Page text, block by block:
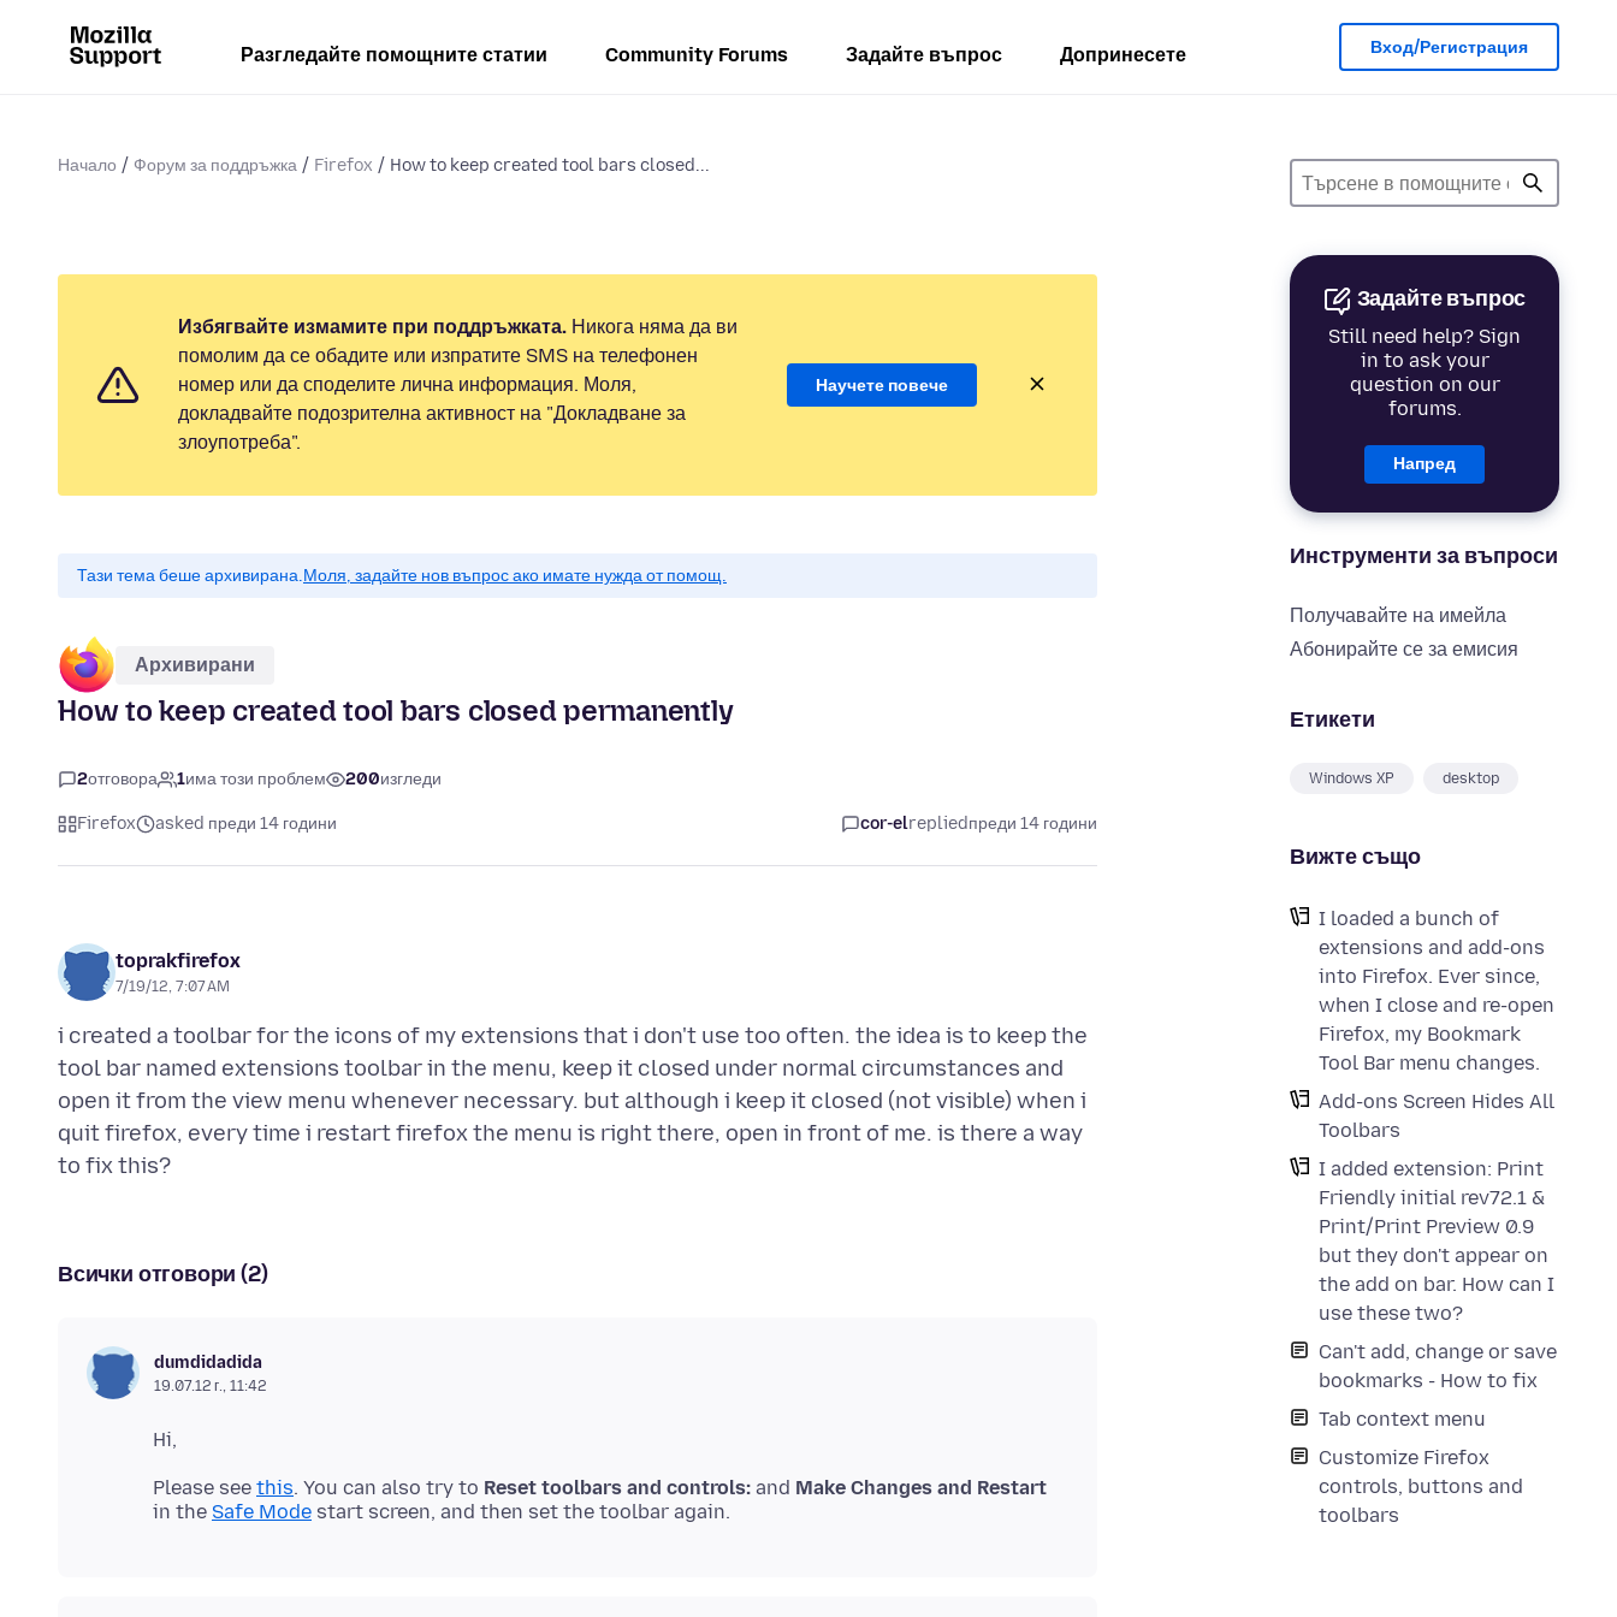
Разгледайте помощните статии Community Forums Задайте въпрос Допринесете Вход/Регистрация
Начало Форум за поддръжка Firefox How to keep created tool bars closed...
Задайте въпрос
Still need help? Sign
in to ask your
question on our
forums.
Напред
Инструменти за въпроси
Получавайте на имейла
Абонирайте се за емисия
Етикети
Windows XP desktop
Вижте също
I loaded a bunch of
extensions and add-ons
into Firefox. Ever since,
when I close and re-open
Firefox, my Bookmark
Tool Bar menu changes.
Add-ons Screen Hides All
Toolbars
I added extension: Print
Friendly initial rev72.1 &
Print/Print Preview 0.9
but they don't appear on
the add on bar. How can I
use these two?
Can't add, change or save
bookmarks - How to fix
Tab context menu
Customize Firefox
controls, buttons and
toolbars
Избягвайте измамите при поддръжката. Никога няма да ви
помолим да се обадите или изпратите SMS на телефонен
номер или да споделите лична информация. Моля,
докладвайте подозрителна активност на "Докладване за
злоупотреба".
Научете повече
Тази тема беше архивирана.Моля, задайте нов въпрос ако имате нужда от помощ.
Архивирани
How to keep created tool bars closed permanently
2отговора 1има този проблем 200изгледи
Firefox asked преди 14 години cor-elrepliedпреди 14 години
toprakfirefox
7/19/12, 7:07 AM
i created a toolbar for the icons of my extensions that i don't use too often. the idea is to keep the
tool bar named extensions toolbar in the menu, keep it closed under normal circumstances and
open it from the view menu whenever necessary. but although i keep it closed (not visible) when i
quit firefox, every time i restart firefox the menu is right there, open in front of me. is there a way
Всички отговори (2)
dumdidadida
19.07.12 г., 11:42
Please see this. You can also try to Reset toolbars and controls: and Make Changes and Restart
in the Safe Mode